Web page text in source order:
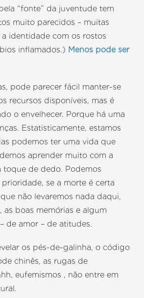
“fonte” da juventude tem
muito parecidos – muitas
identidade com os rostos
inflamados.) Menos pode ser
pode parecer fácil manter-se
recursos disponíveis, mas é
o envelhecer. Porque há uma
Estatisticamente, estamos
podemos ter uma vida que
aprender muito com a
toque de dedo. Podemos
se a morte é certa
não levaremos nada daqui,
as boas memórias e algum
de amor – de atitudes.
os pés-de-galinha, o código
chinês, as rugas de
eufemismos , não entre em